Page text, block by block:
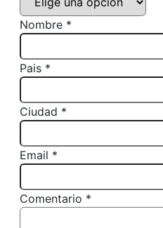
Nombre *
Pais *
Ciudad *
Email *
Comentario *